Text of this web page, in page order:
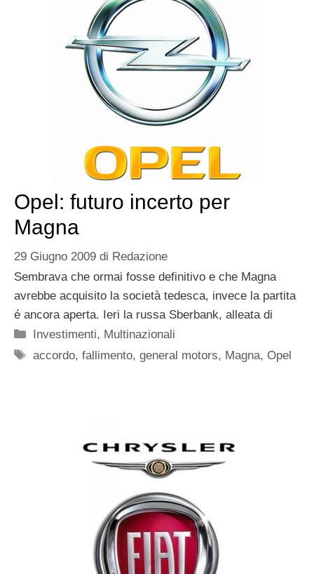
Opel: futuro incerto per
Magna
29 Giugno 2009 di Redazione
Sembrava che ormai fosse definitivo e che Magna
avrebbe acquisito la società tedesca, invece la partita
é ancora aperta. Ieri la russa Sberbank, alleata di
Categorie
Investimenti, Multinazionali
Tag
accordo,fallimento,general motors, Magna,Opel